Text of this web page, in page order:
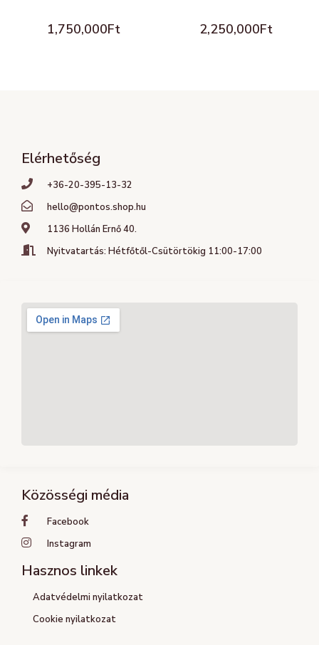
1,750,000Ft 2,250,000Ft
Elérhetőség
+36-20-395-13-32
hello@pontos.shop.hu
1136 Hollán Ernő 40.
Nyitvatartás: Hétfőtől-Csütörtökig 11:00-17:00
Közösségi média
Facebook
Instagram
Hasznos linkek
Adatvédelmi nyilatkozat
Cookie nyilatkozat